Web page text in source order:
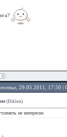
29.05.2011, 17:50
(Diklon)
не интересно